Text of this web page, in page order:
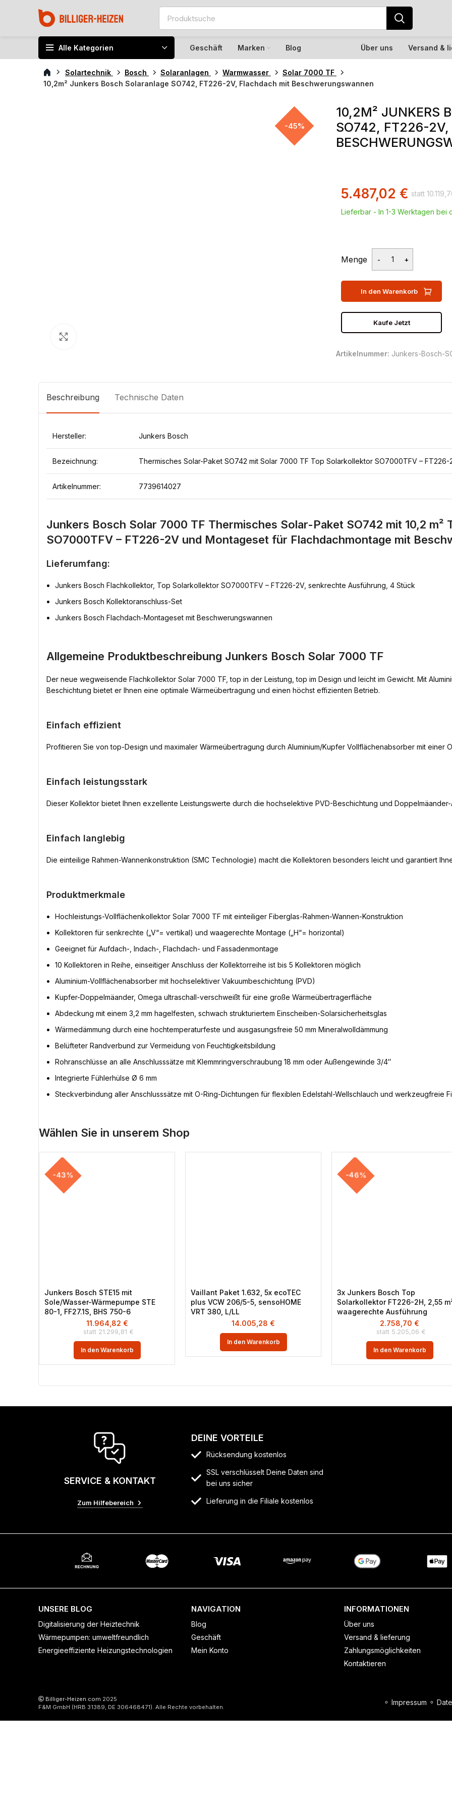
Alle Kategorien Geschäft Marken Blog Über uns Versand &
Solartechnik Bosch Solaranlagen Warmwasser
Solar 7000 TF
10,2m² Junkers Bosch Solaranlage SO742, FT226-2V, Flachdach mit Beschwerungswannen
-45%
10,2M² JUNKERS
SO742, FT226-2V,
5.487,02 €
Lieferbar - In 1-3 Werktagen bei
Menge
In den Warenkorb
Kaufe Jetzt
Artikelnummer: Junkers-Bosch-
Beschreibung Technische Daten
Hersteller: Junkers Bosch
Bezeichnung: Thermisches Solar-Paket SO742 mit Solar 7000 TF Top Solarkollektor SO7000TFV – FT226-
Artikelnummer: 7739614027
Junkers Bosch Solar 7000 TF Thermisches Solar-Paket SO742 mit 10,2 m²
SO7000TFV – FT226-2V und Montageset für Flachdachmontage mit
Lieferumfang:
Junkers Bosch Flachkollektor, Top Solarkollektor SO7000TFV – FT226-2V, senkrechte Ausführung, 4 Stück
Junkers Bosch Kollektoranschluss-Set
Junkers Bosch Flachdach-Montageset mit Beschwerungswannen
Allgemeine Produktbeschreibung Junkers Bosch Solar 7000 TF
Der neue wegweisende Flachkollektor Solar 7000 TF, top in der Leistung, top im Design und leicht im Gewicht. Mit
Beschichtung bietet er Ihnen eine optimale Wärmeübertragung und einen höchst effizienten Betrieb.
Einfach effizient
Profitieren Sie von top-Design und maximaler Wärmeübertragung durch Aluminium/Kupfer Vollflächenabsorber mit einer
Einfach leistungsstark
Dieser Kollektor bietet Ihnen exzellente Leistungswerte durch die hochselektive PVD-Beschichtung und
Einfach langlebig
Die einteilige Rahmen-Wannenkonstruktion (SMC Technologie) macht die Kollektoren besonders leicht und garantiert
Produktmerkmale
Hochleistungs-Vollflächenkollektor Solar 7000 TF mit einteiliger Fiberglas-Rahmen-Wannen-Konstruktion
Kollektoren für senkrechte („V“= vertikal) und waagerechte Montage („H“= horizontal)
Geeignet für Aufdach-, Indach-, Flachdach- und Fassadenmontage
10 Kollektoren in Reihe, einseitiger Anschluss der Kollektorreihe ist bis 5 Kollektoren möglich
Aluminium-Vollflächenabsorber mit hochselektiver Vakuumbeschichtung (PVD)
Kupfer-Doppelmäander, Omega ultraschall-verschweißt für eine große Wärmeübertragerfläche
Abdeckung mit einem 3,2 mm hagelfesten, schwach strukturiertem Einscheiben-Solarsicherheitsglas
Wärmedämmung durch eine hochtemperaturfeste und ausgasungsfreie 50 mm Mineralwolldämmung
Belüfteter Randverbund zur Vermeidung von Feuchtigkeitsbildung
Rohranschlüsse an alle Anschlusssätze mit Klemmringverschraubung 18 mm oder Außengewinde 3/4″
Integrierte Fühlerhülse Ø 6 mm
Steckverbindung aller Anschlusssätze mit O-Ring-Dichtungen für flexiblen Edelstahl-Wellschlauch und werkzeugfreie
Wählen Sie in unserem Shop
-43%
Junkers Bosch STE15 mit
Sole/Wasser-Wärmepumpe STE
80-1, FF27.1S, BHS 750-6
21.299,81 €
11.964,82 €
In den Warenkorb
Vaillant Paket 1.632, 5x ecoTEC
plus VCW 206/5-5, sensoHOME
VRT 380, L/LL
14.005,28 €
In den Warenkorb
-46%
3x Junkers Bosch Top
Solarkollektor FT226-2H, 2,55
waagerechte Ausführung
5.205,06 €
2.758,70 €
In den Warenkorb
SERVICE & KONTAKT
Zum Hilfebereich
DEINE VORTEILE
Rücksendung kostenlos
SSL verschlüsselt Deine Daten sind
bei uns sicher
Lieferung in die Filiale kostenlos
UNSERE BLOG
Digitalisierung der Heiztechnik
Wärmepumpen: umweltfreundlich
Energieeffiziente Heizungstechnologien
NAVIGATION
Blog
Geschäft
Mein Konto
INFORMATIONEN
Über uns
Versand & lieferung
Zahlungsmöglichkeiten
Kontaktieren
Billiger-Heizen.com 2025
F&M GmbH (HRB 31389, DE 306468471). Alle Rechte vorbehalten.
⚬ Impressum ⚬